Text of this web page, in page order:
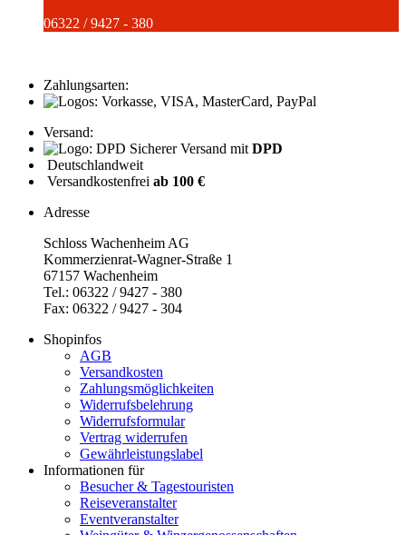
06322 / 9427 - 380
Zahlungsarten:
Versand:
Sicherer Versand mit DPD
Deutschlandweit
Versandkostenfrei ab 100 €
Adresse
Schloss Wachenheim AG
Kommerzienrat-Wagner-Straße 1
67157 Wachenheim
Tel.: 06322 / 9427 - 380
Fax: 06322 / 9427 - 304
Shopinfos
AGB
Versandkosten
Zahlungsmöglichkeiten
Widerrufsbelehrung
Widerrufsformular
Vertrag widerrufen
Gewährleistungslabel
Informationen für
Besucher & Tagestouristen
Reiseveranstalter
Eventveranstalter